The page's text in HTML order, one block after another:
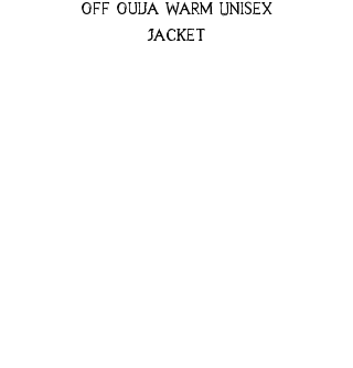
Off Ouija Warm Unisex
Jacket